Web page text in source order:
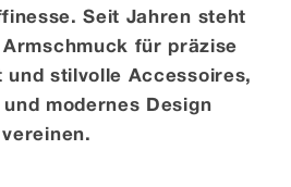
Seit Jahren steht
für präzise
und stilvolle Accessoires,
modernes Design
vereinen.